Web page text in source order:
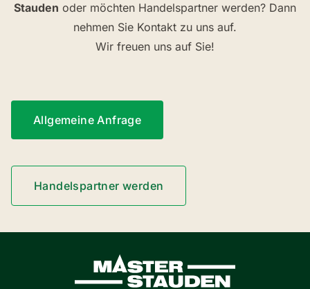
Stauden oder möchten Handelspartner werden? Dann
nehmen Sie Kontakt zu uns auf.
Wir freuen uns auf Sie!
Allgemeine Anfrage
Handelspartner werden
Master-Stauden